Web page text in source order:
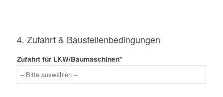
4. Zufahrt & Baustellenbedingungen
Zufahrt für LKW/Baumaschinen*